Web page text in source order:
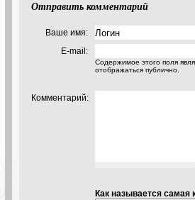
Отправить комментарий
Ваше имя:
E-mail:
Содержимое этого поля
отображаться публично.
Комментарий:
Как называется самая